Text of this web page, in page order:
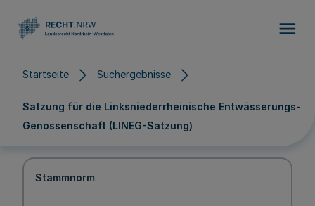
Startseite Suchergebnisse
Satzung für die Linksniederrheinische Entwässerungs-
Genossenschaft (LINEG-Satzung)
Stammnorm